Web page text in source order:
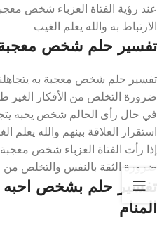
عند رؤية الفتاة العزباء شخص
الارتباط به والله يعلم الغيب
تفسير حلم شخص معجبة
تفسير حلم شخص معجبة به
ضرورة التخلص من الأفكار الغير
في حال رأى الحالم شخص يحبه
استقرار العلاقة بينهم والله يعلم
إذا رأت الفتاة العزباء شخص
ضرورة الثقة بالنفس والتخلص من
تفسير حلم بشخص
المنام